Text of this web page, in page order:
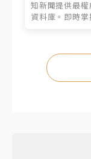
知新聞提供最
資料庫。即時